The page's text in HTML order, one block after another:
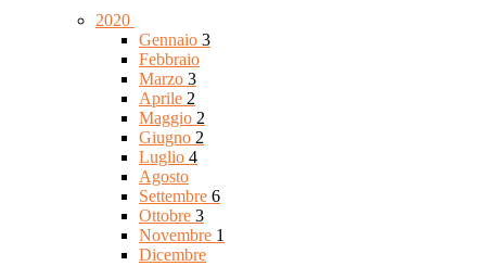
2020
Gennaio 3
Febbraio
Marzo 3
Aprile 2
Maggio 2
Giugno 2
Luglio 4
Agosto
Settembre 6
Ottobre 3
Novembre 1
Dicembre